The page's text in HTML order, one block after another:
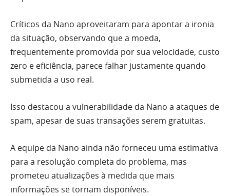
Críticos da Nano aproveitaram para apontar a ironia
da situação, observando que a moeda,
frequentemente promovida por sua velocidade, custo
zero e eficiência, parece falhar justamente quando
submetida a uso real.
Isso destacou a vulnerabilidade da Nano a ataques de
spam, apesar de suas transações serem gratuitas.
A equipe da Nano ainda não forneceu uma estimativa
para a resolução completa do problema, mas
prometeu atualizações à medida que mais
informações se tornam disponíveis.